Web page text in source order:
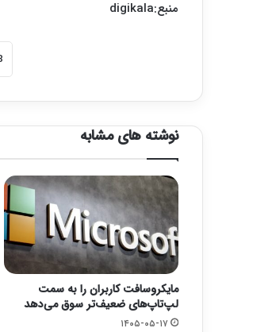
منبع:digikala
نوشته های مشابه
مایکروسافت کاربران را به سمت
لپ‌تاپ‌های ضعیف‌تر سوق می‌دهد
۱۴۰۵-۰۵-۱۷